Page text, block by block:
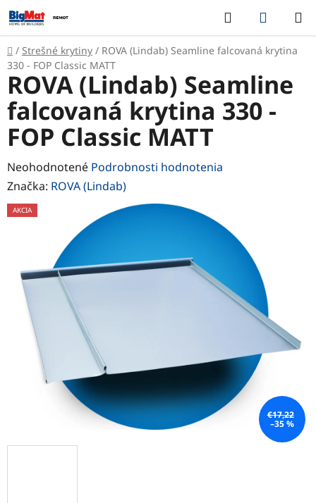
Prejsť
na
obsah
Hľadať
KOŠÍK
Domov
/ Strešné krytiny / ROVA (Lindab) Seamline falcovaná krytina
330 - FOP Classic MATT
ROVA (Lindab) Seamline
falcovaná krytina 330 -
FOP Classic MATT
Priemerné
hodnotenie
produktu
hviezdičiek.
Neohodnotené Podrobnosti hodnotenia
Značka: ROVA (Lindab)
AKCIA
€17,22
–35 %